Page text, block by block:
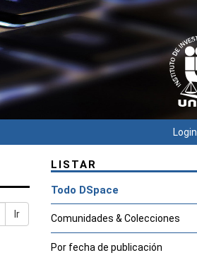
Login
Ir
LISTAR
Todo DSpace
Comunidades & Colecciones
Por fecha de publicación